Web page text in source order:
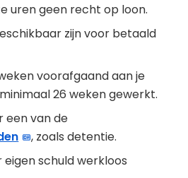
uren geen recht op loon.
zijn voor betaald
voorafgaand aan je
minimaal 26 weken gewerkt.
een van de
, zoals detentie.
schuld werkloos